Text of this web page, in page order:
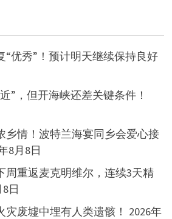
“优秀”！预计明天继续保持良好
”，但开海峡还差关键条件！
乡情！波特兰海宴同乡会爱心接
8月8日
周重返麦克明维尔，连续3天精
日
废墟中埋有人类遗骸！ 2026年